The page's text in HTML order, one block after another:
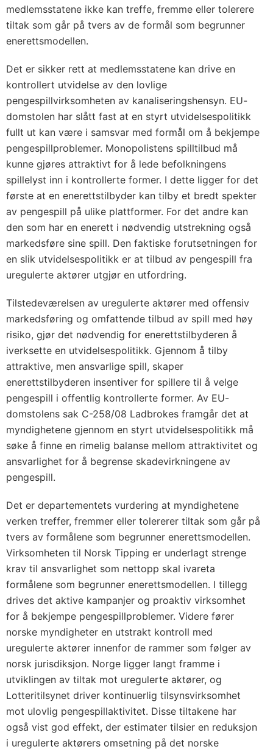
medlemsstatene ikke kan treffe, fremme eller tolerere
tiltak som går på tvers av de formål som begrunner
enerettsmodellen.
Det er sikker rett at medlemsstatene kan drive en
kontrollert utvidelse av den lovlige
pengespillvirksomheten av kanaliseringshensyn. EU-
domstolen har slått fast at en styrt utvidelsespolitikk
fullt ut kan være i samsvar med formål om å bekjempe
pengespillproblemer. Monopolistens spilltilbud må
kunne gjøres attraktivt for å lede befolkningens
spillelyst inn i kontrollerte former. I dette ligger for det
første at en enerettstilbyder kan tilby et bredt spekter
av pengespill på ulike plattformer. For det andre kan
den som har en enerett i nødvendig utstrekning også
markedsføre sine spill. Den faktiske forutsetningen for
en slik utvidelsespolitikk er at tilbud av pengespill fra
uregulerte aktører utgjør en utfordring.
Tilstedeværelsen av uregulerte aktører med offensiv
markedsføring og omfattende tilbud av spill med høy
risiko, gjør det nødvendig for enerettstilbyderen å
iverksette en utvidelsespolitikk. Gjennom å tilby
attraktive, men ansvarlige spill, skaper
enerettstilbyderen insentiver for spillere til å velge
pengespill i offentlig kontrollerte former. Av EU-
domstolens sak C-258/08 Ladbrokes framgår det at
myndighetene gjennom en styrt utvidelsespolitikk må
søke å finne en rimelig balanse mellom attraktivitet og
ansvarlighet for å begrense skadevirkningene av
pengespill.
Det er departementets vurdering at myndighetene
verken treffer, fremmer eller tolererer tiltak som går på
tvers av formålene som begrunner enerettsmodellen.
Virksomheten til Norsk Tipping er underlagt strenge
krav til ansvarlighet som nettopp skal ivareta
formålene som begrunner enerettsmodellen. I tillegg
drives det aktive kampanjer og proaktiv virksomhet
for å bekjempe pengespillproblemer. Videre fører
norske myndigheter en utstrakt kontroll med
uregulerte aktører innenfor de rammer som følger av
norsk jurisdiksjon. Norge ligger langt framme i
utviklingen av tiltak mot uregulerte aktører, og
Lotteritilsynet driver kontinuerlig tilsynsvirksomhet
mot ulovlig pengespillaktivitet. Disse tiltakene har
også vist god effekt, der estimater tilsier en reduksjon
i uregulerte aktørers omsetning på det norske